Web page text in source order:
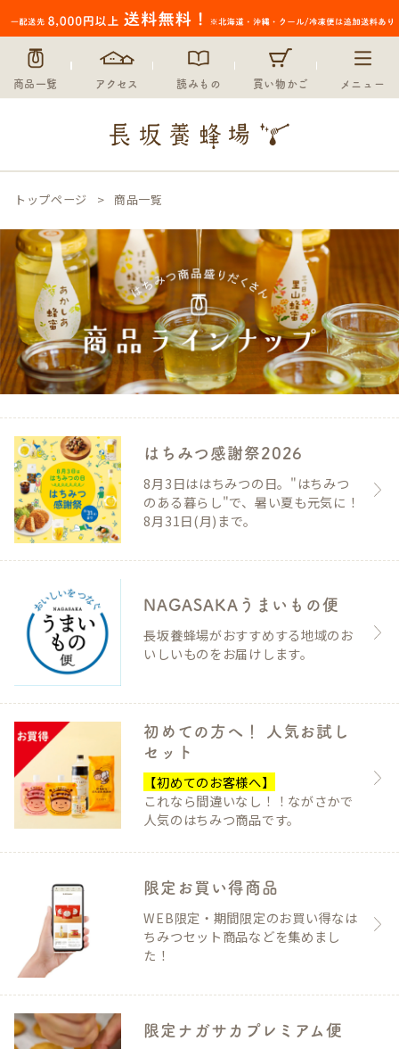
商品一覧 アクセス 読みもの 買い物かご メニュー
トップページ 商品一覧
はちみつ感謝祭2026
8月3日ははちみつの日。"はちみつ
のある暮らし"で、暑い夏も元気に！
8月31日(月)まで。
NAGASAKAうまいもの便
長坂養蜂場がおすすめする地域のお
いしいものをお届けします。
初めての方へ！ 人気お試し
セット
【初めてのお客様へ】
これなら間違いなし！！ながさかで
人気のはちみつ商品です。
限定お買い得商品
WEB限定・期間限定のお買い得なは
ちみつセット商品などを集めまし
た！
限定ナガサカプレミアム便